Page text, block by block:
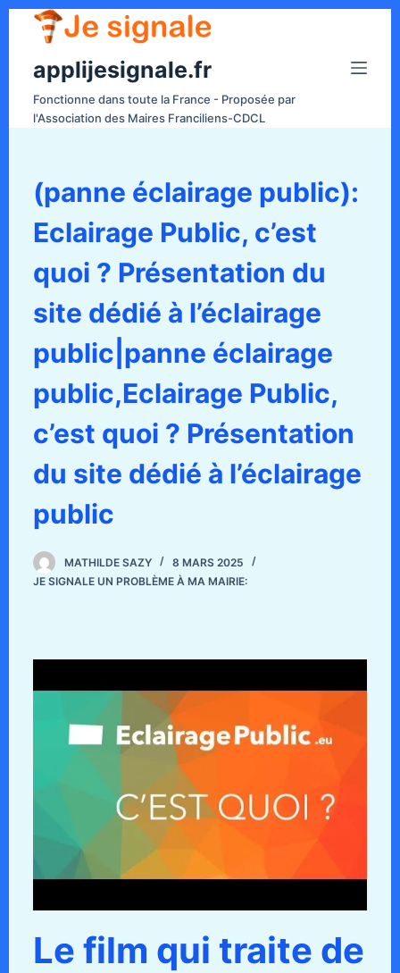
applijesignale.fr
Fonctionne dans toute la France - Proposée par
l'Association des Maires Franciliens-CDCL
(panne éclairage public):
Eclairage Public, c’est
quoi ? Présentation du
site dédié à l’éclairage
public|panne éclairage
public,Eclairage Public,
c’est quoi ? Présentation
du site dédié à l’éclairage
public
MATHILDE SAZY
8 MARS 2025
JE SIGNALE UN PROBLÈME À MA MAIRIE:
Le film qui traite de